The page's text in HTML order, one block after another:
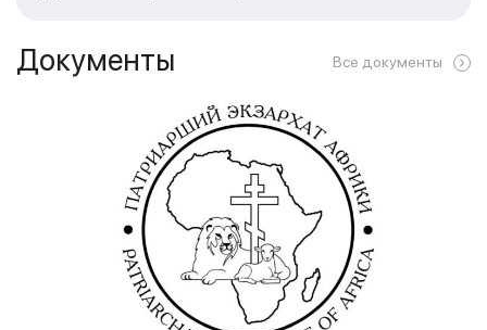
Документы Все документы